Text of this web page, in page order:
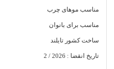
مناسب موهای چرب
مناسب برای بانوان
ساخت کشور تایلند
تاریخ انقضا : 2026 / 2